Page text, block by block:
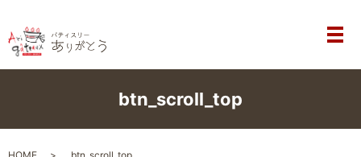
メ
btn_scroll_top